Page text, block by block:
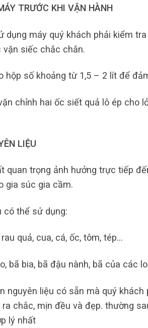
TRƯỚC KHI VẬN HÀNH
dụng máy quý khách phải kiểm
siếc chắc chắn.
hộp số khoảng từ 1,5 – 2 lít để
chỉnh hai ốc siết quả lô ép cho
LIỆU
quan trọng ảnh hưởng trực tiếp
gia súc gia cầm.
có thể sử dụng:
quả, cua, cá, ốc, tôm, tép…
bã bia, bã đậu nành, bã của các
nguyên liệu có sẵn mà quý
chắc, mịn đều và đẹp. thường
lý nhất